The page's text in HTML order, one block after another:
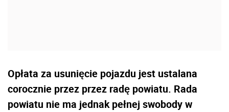
Opłata za usunięcie pojazdu jest ustalana
corocznie przez przez radę powiatu. Rada
powiatu nie ma jednak pełnej swobody w